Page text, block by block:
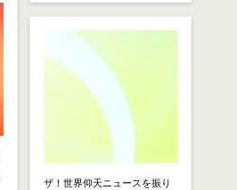
ザ！世界仰天ニュースを振り